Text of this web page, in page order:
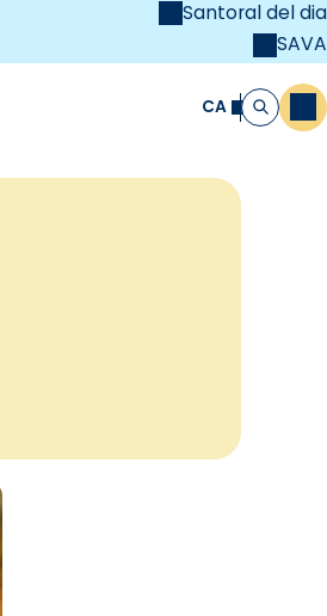
Santoral del dia
SAVA
CA Cerca